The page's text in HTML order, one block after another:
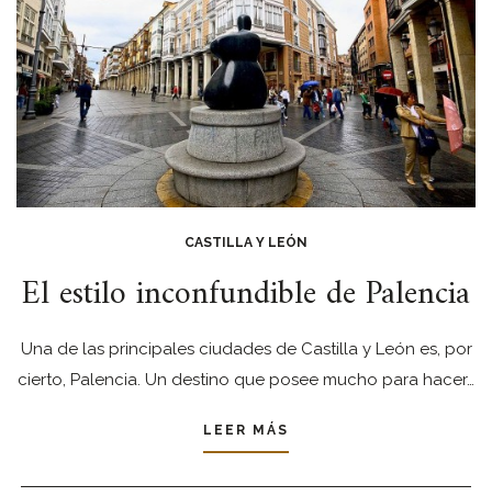
CASTILLA Y LEÓN
El estilo inconfundible de Palencia
Una de las principales ciudades de Castilla y León es, por
cierto, Palencia. Un destino que posee mucho para hacer…
LEER MÁS